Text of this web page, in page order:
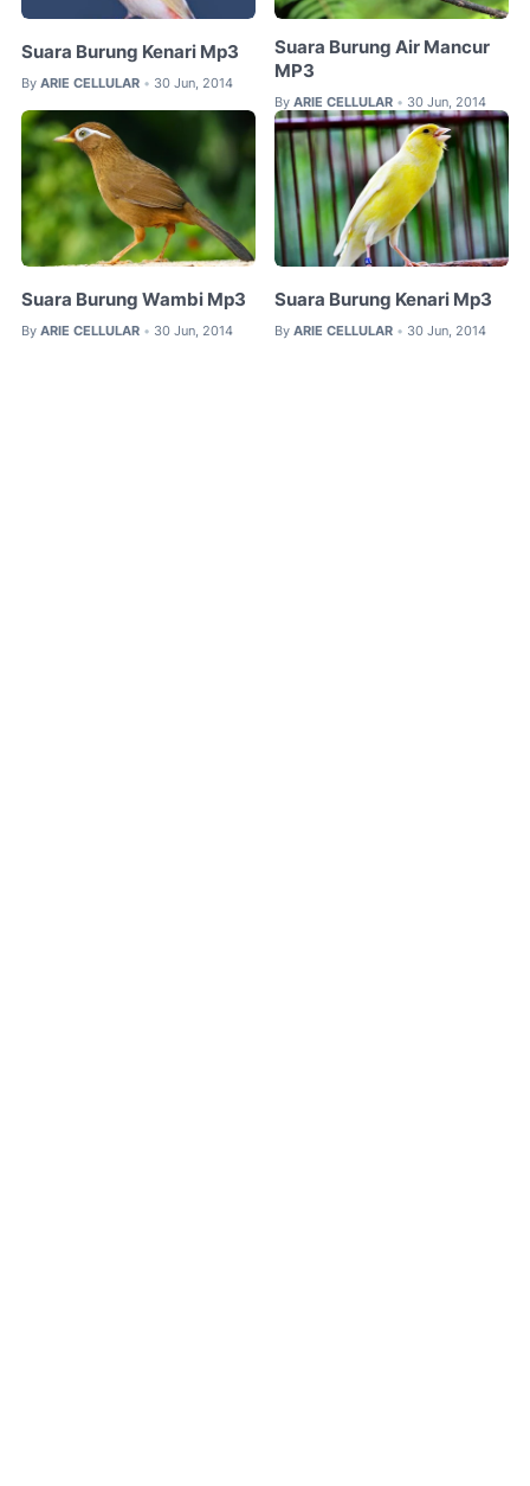
Suara Burung Kenari Mp3
By ARIE CELLULAR • 30 Jun, 2014
Suara Burung Air Mancur
MP3
By ARIE CELLULAR • 30 Jun, 2014
Suara Burung Wambi Mp3
By ARIE CELLULAR • 30 Jun, 2014
Suara Burung Kenari Mp3
By ARIE CELLULAR • 30 Jun, 2014